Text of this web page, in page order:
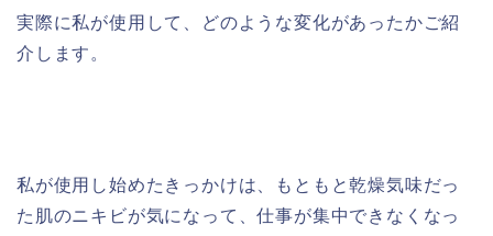
実際に私が使用して、どのような変化があったかご紹
介します。
私が使用し始めたきっかけは、もともと乾燥気味だっ
た肌のニキビが気になって、仕事が集中できなくなっ